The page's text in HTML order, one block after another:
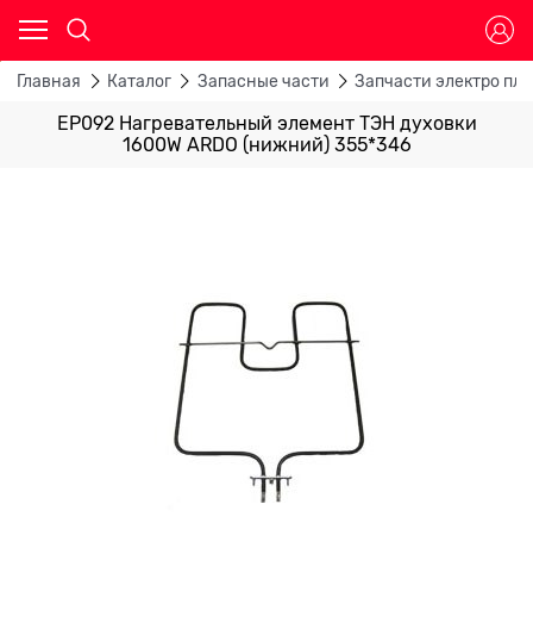
Главная Каталог Запасные части Запчасти электро
EP092 Нагревательный элемент ТЭН духовки
1600W ARDO (нижний) 355*346